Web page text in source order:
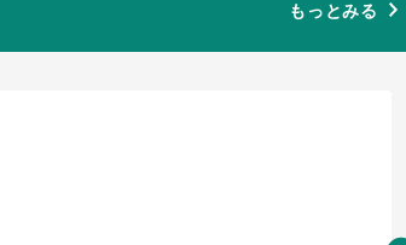
もっとみる